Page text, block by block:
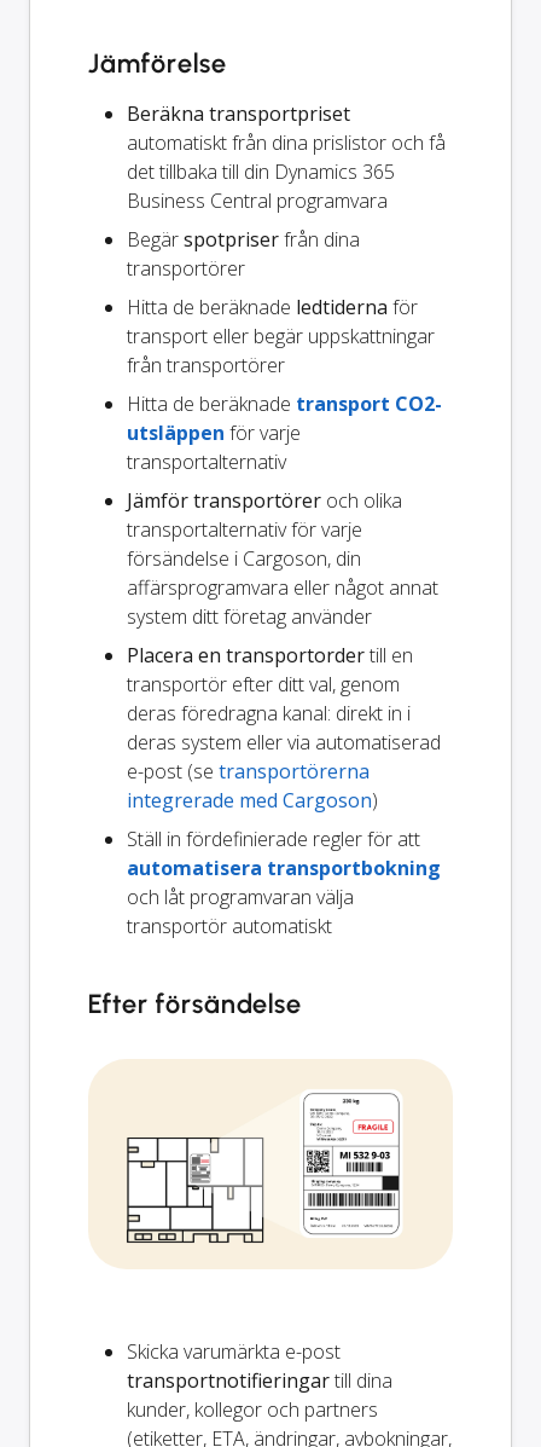
Jämförelse
Beräkna transportpriset
automatiskt från dina prislistor och få
det tillbaka till din Dynamics 365
Business Central programvara
Begärspotpriserfrån dina
transportörer
Hitta de beräknade ledtiderna för
transport eller begär uppskattningar
från transportörer
Hitta de beräknade transport CO2-
utsläppen för varje
transportalternativ
Jämför transportörer och olika
transportalternativ för varje
försändelse i Cargoson, din
affärsprogramvara eller något annat
system ditt företag använder
Placera en transportordertill en
transportör efter ditt val, genom
deras föredragna kanal: direkt in i
deras system eller via automatiserad
e-post (se transportörerna
integrerade med Cargoson)
Ställ in fördefinierade regler för att
automatisera transportbokning
och låt programvaran välja
transportör automatiskt
Efter försändelse
Skicka varumärkta e-post
transportnotifieringartill dina
kunder, kollegor och partners
(etiketter, ETA, ändringar, avbokningar,